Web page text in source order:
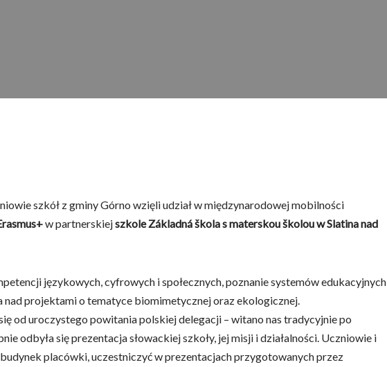
szkół z gminy Górno wzięli udział w międzynarodowej mobilności
w partnerskiejszkole Základná škola s materskou školou w Slatina nad
językowych, cyfrowych i społecznych, poznanie systemów edukacyjnych
nad projektami o tematyce biomimetycznej oraz ekologicznej.
od uroczystego powitania polskiej delegacji – witano nas tradycyjnie po
odbyła się prezentacja słowackiej szkoły, jej misji i działalności. Uczniowie i
placówki, uczestniczyć w prezentacjach przygotowanych przez